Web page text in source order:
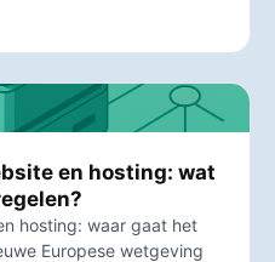
en hosting: wat
hosting: waar gaat het
Europese wetgeving